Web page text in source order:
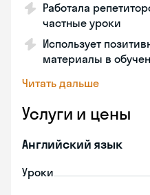
Работала
частные уроки
Использует
материалы в
Читать дальше
Услуги и цены
Английский язык
Уроки